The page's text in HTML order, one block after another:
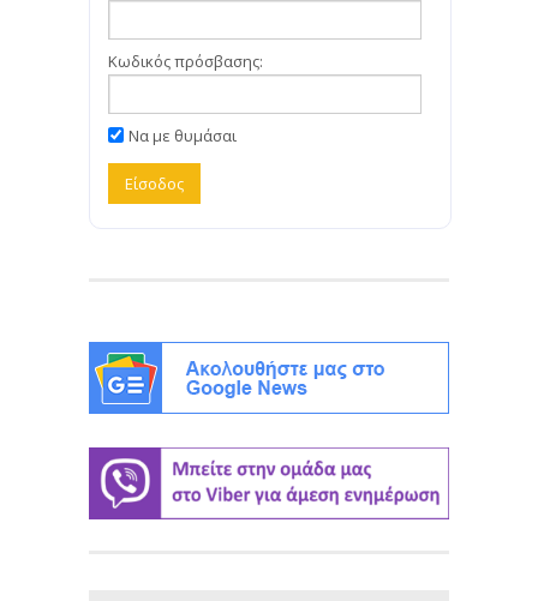
Κωδικός πρόσβασης:
Να με θυμάσαι